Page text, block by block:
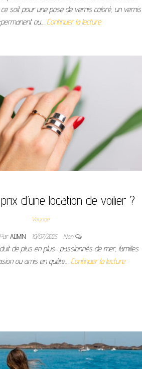
soit pour une pose de vernis coloré, un vernis
ou… Continuer la lecture
d’une location de voilier ?
Voyage
ADMIN 10/07/2025 Non
de plus en plus : passionnés de mer, familles
ou amis en quête… Continuer la lecture